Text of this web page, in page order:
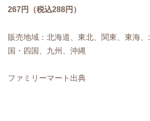
267円（税込288円）
販売地域：北海道、東北、関東、東海
国・四国、九州、沖縄
ファミリーマート出典